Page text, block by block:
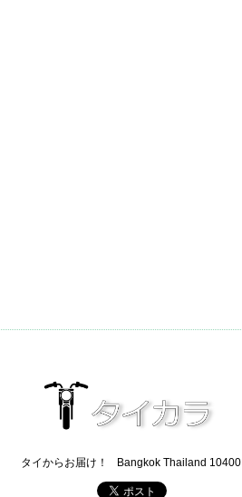
タイからお届け！ Bangkok Thailand 10400